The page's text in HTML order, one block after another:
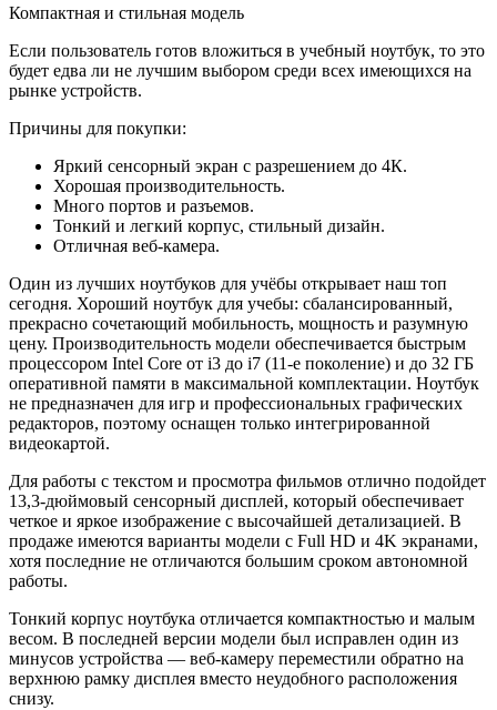
Компактная и стильная модель
Если пользователь готов вложиться в учебный ноутбук, то это
будет едва ли не лучшим выбором среди всех имеющихся на
рынке устройств.
Причины для покупки:
Яркий сенсорный экран с разрешением до 4К.
Хорошая производительность.
Много портов и разъемов.
Тонкий и легкий корпус, стильный дизайн.
Отличная веб-камера.
Один из лучших ноутбуков для учёбы открывает наш топ
сегодня. Хороший ноутбук для учебы: сбалансированный,
прекрасно сочетающий мобильность, мощность и разумную
цену. Производительность модели обеспечивается быстрым
процессором Intel Core от i3 до i7 (11-е поколение) и до 32 ГБ
оперативной памяти в максимальной комплектации. Ноутбук
не предназначен для игр и профессиональных графических
редакторов, поэтому оснащен только интегрированной
видеокартой.
Для работы с текстом и просмотра фильмов отлично подойдет
13,3-дюймовый сенсорный дисплей, который обеспечивает
четкое и яркое изображение с высочайшей детализацией. В
продаже имеются варианты модели с Full HD и 4K экранами,
хотя последние не отличаются большим сроком автономной
работы.
Тонкий корпус ноутбука отличается компактностью и малым
весом. В последней версии модели был исправлен один из
минусов устройства — веб-камеру переместили обратно на
верхнюю рамку дисплея вместо неудобного расположения
снизу.